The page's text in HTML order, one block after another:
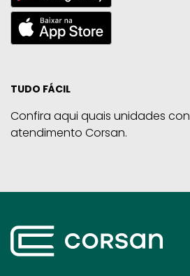
TUDO FÁCIL
Confira aqui quais unidades
atendimento Corsan.